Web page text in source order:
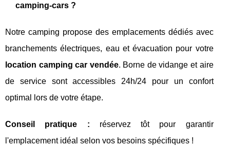
camping-cars ?
Notre camping propose des emplacements dédiés avec
branchements électriques, eau et évacuation pour votre
location camping car vendée. Borne de vidange et aire
de service sont accessibles 24h/24 pour un confort
optimal lors de votre étape.
Conseil pratique : réservez tôt pour garantir
l'emplacement idéal selon vos besoins spécifiques !